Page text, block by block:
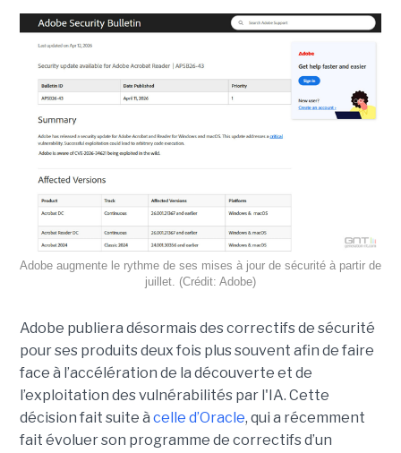
Adobe augmente le rythme de ses mises à jour de sécurité à partir de
juillet. (Crédit: Adobe)
Adobe publiera désormais des correctifs de sécurité
pour ses produits deux fois plus souvent afin de faire
face à l’accélération de la découverte et de
l’exploitation des vulnérabilités par l'IA. Cette
décision fait suite à celle d’Oracle, qui a récemment
fait évoluer son programme de correctifs d’un